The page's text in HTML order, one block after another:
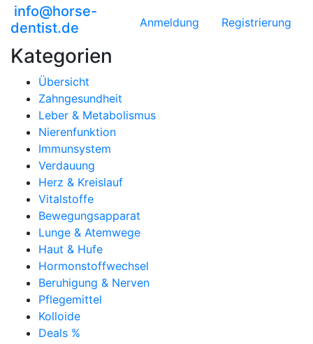
info@horse-
dentist.de
Anmeldung Registrierung
Kategorien
Übersicht
Zahngesundheit
Leber & Metabolismus
Nierenfunktion
Immunsystem
Verdauung
Herz & Kreislauf
Vitalstoffe
Bewegungsapparat
Lunge & Atemwege
Haut & Hufe
Hormonstoffwechsel
Beruhigung & Nerven
Pflegemittel
Kolloide
Deals %